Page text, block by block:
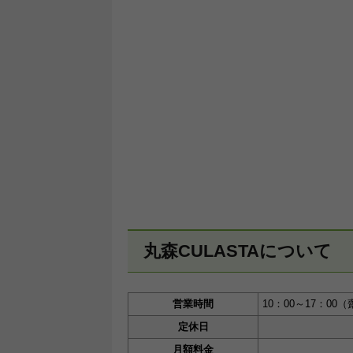
丸森CULASTAについて
営業時間
10：00～17：00（
定休日
月額料金